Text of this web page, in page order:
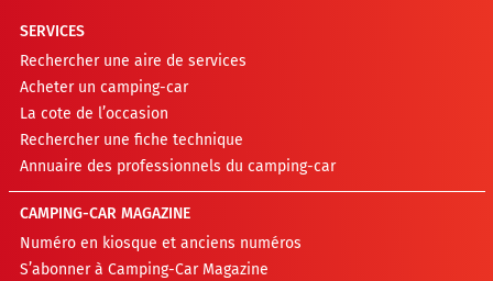
SERVICES
Rechercher une aire de services
Acheter un camping-car
La cote de l’occasion
Rechercher une fiche technique
Annuaire des professionnels du camping-car
CAMPING-CAR MAGAZINE
Numéro en kiosque et anciens numéros
S’abonner à Camping-Car Magazine